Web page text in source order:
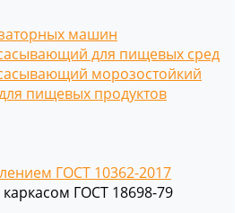
машин
для пищевых сред
морозостойкий
пищевых продуктов
ГОСТ 10362-2017
ГОСТ 18698-79